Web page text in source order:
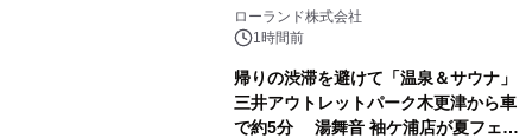
を展示しての 記念キャンペーンを開
催 英国ラジオ「NTS」の 特別プログ
アーティストを フィーチャーしたアニ
メーションを公開～
ローランド株式会社
1時間前
帰りの渋滞を避けて「温泉＆サウナ」
三井アウトレットパーク木更津から車
で約5分 湯舞音 袖ケ浦店が夏フェア